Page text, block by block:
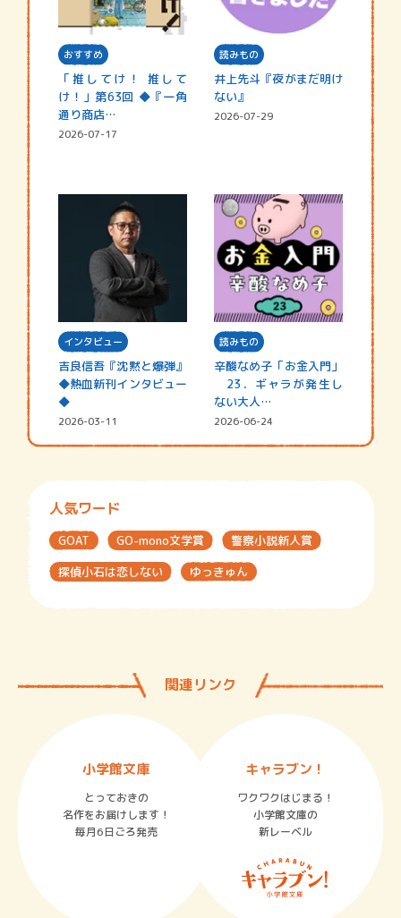
おすすめ
「推してけ！ 推して
け！」第63回 ◆『一角
通り商店…
2026-07-17
読みもの
井上先斗『夜がまだ明け
ない』
2026-07-29
インタビュー
吉良信吾『沈黙と爆弾』
◆熱血新刊インタビュー
◆
2026-03-11
読みもの
辛酸なめ子「お金入門」
23．ギャラが発生し
ない大人…
2026-06-24
人気ワード
GOAT GO-mono文学賞
警察小説新人賞
探偵小石は恋しない
ゆっきゅん
関連リンク
小学館文庫
とっておきの
名作をお届けします！
毎月6日ごろ発売
キャラブン！
ワクワクはじまる！
小学館文庫の
新レーベル